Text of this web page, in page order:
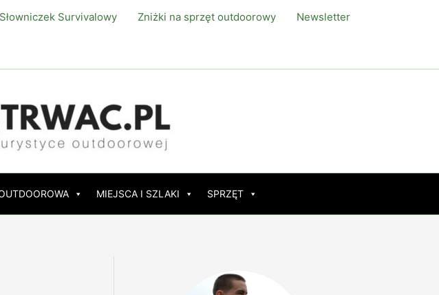
Słowniczek Survivalowy Zniżki na sprzęt outdoorowy Newsletter
MIEJSCA I SZLAKI SPRZĘT